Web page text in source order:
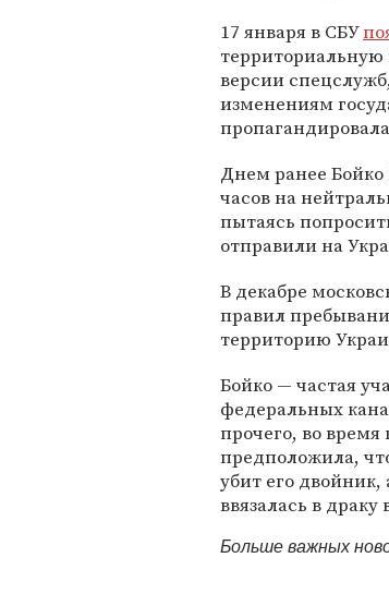
17 января в СБУ
версии
изменениям
Днем ранее
часов на
пытаясь
отправили на
В декабре
правил
территорию
Бойко — частая
федеральных
прочего, во
предположила,
убит его
ввязалась в
Больше важных